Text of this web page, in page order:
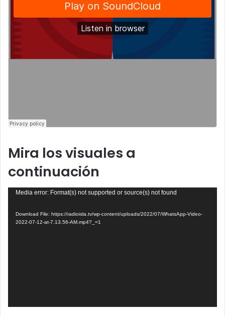
Mira los visuales a
continuación
Video
Media error: Format(s) not supported or source(s) not found
Download File: https://radioisla.tv/wp-content/uploads/2022/07/WhatsApp-Video-
2022-07-12-at-7.13.56-AM.mp4?_=1